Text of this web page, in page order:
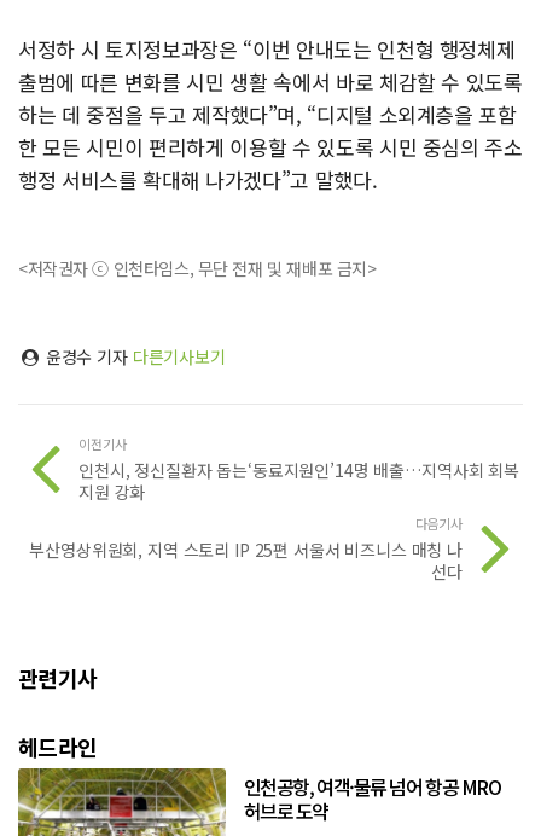
서정하 시 토지정보과장은 “이번 안내도는 인천형 행정체제
출범에 따른 변화를 시민 생활 속에서 바로 체감할 수 있도록
하는 데 중점을 두고 제작했다”며, “디지털 소외계층을 포함
한 모든 시민이 편리하게 이용할 수 있도록 시민 중심의 주소
행정 서비스를 확대해 나가겠다”고 말했다.
<저작권자 ⓒ 인천타임스, 무단 전재 및 재배포 금지>
윤경수 기자 다른기사보기
이전기사
인천시, 정신질환자 돕는‘동료지원인’14명 배출…지역사회 회복
지원 강화
다음기사
부산영상위원회, 지역 스토리 IP 25편 서울서 비즈니스 매칭 나
선다
관련기사
헤드라인
인천공항, 여객·물류 넘어 항공 MRO
허브로 도약